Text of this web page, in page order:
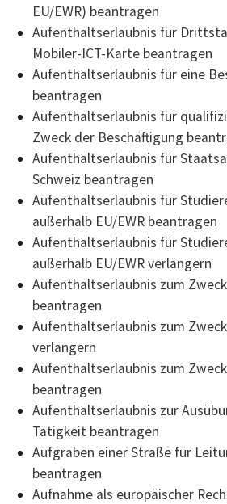
EU/EWR) beantragen
Aufenthaltserlaubnis für
Mobiler-ICT-Karte beantragen
Aufenthaltserlaubnis für eine
beantragen
Aufenthaltserlaubnis für
Zweck der Beschäftigung
Aufenthaltserlaubnis für
Schweiz beantragen
Aufenthaltserlaubnis für
außerhalb EU/EWR beantragen
Aufenthaltserlaubnis für
außerhalb EU/EWR verlängern
Aufenthaltserlaubnis zum
beantragen
Aufenthaltserlaubnis zum
verlängern
Aufenthaltserlaubnis zum
beantragen
Aufenthaltserlaubnis zur
Tätigkeit beantragen
Aufgraben einer Straße für
beantragen
Aufnahme als europäischer